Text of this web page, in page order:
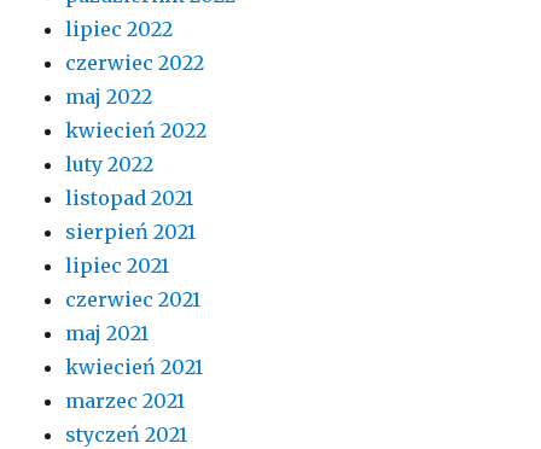
lipiec 2022
czerwiec 2022
maj 2022
kwiecień 2022
luty 2022
listopad 2021
sierpień 2021
lipiec 2021
czerwiec 2021
maj 2021
kwiecień 2021
marzec 2021
styczeń 2021